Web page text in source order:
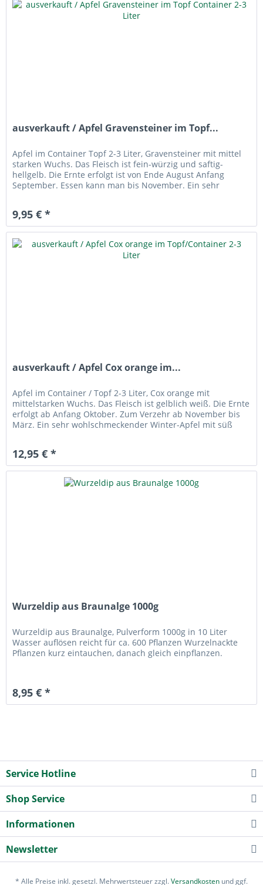
ausverkauft / Apfel Gravensteiner im Topf...
Apfel im Container Topf 2-3 Liter, Gravensteiner mit mittel
starken Wuchs. Das Fleisch ist fein-würzig und saftig-
hellgelb. Die Ernte erfolgt ist von Ende August Anfang
September. Essen kann man bis November. Ein sehr
9,95 € *
ausverkauft / Apfel Cox orange im...
Apfel im Container / Topf 2-3 Liter, Cox orange mit
mittelstarken Wuchs. Das Fleisch ist gelblich weiß. Die Ernte
erfolgt ab Anfang Oktober. Zum Verzehr ab November bis
März. Ein sehr wohlschmeckender Winter-Apfel mit süß
12,95 € *
Wurzeldip aus Braunalge 1000g
Wurzeldip aus Braunalge, Pulverform 1000g in 10 Liter
Wasser auflösen reicht für ca. 600 Pflanzen Wurzelnackte
Pflanzen kurz eintauchen, danach gleich einpflanzen.
8,95 € *
Service Hotline
Shop Service
Informationen
Newsletter
* Alle Preise inkl. gesetzl. Mehrwertsteuer zzgl.Versandkosten und ggf.